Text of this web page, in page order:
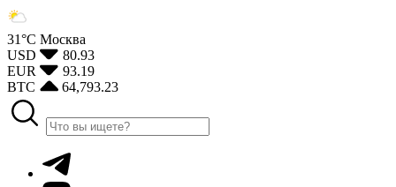
31°С Москва
USD
80.93
EUR
93.19
BTC
64,793.23